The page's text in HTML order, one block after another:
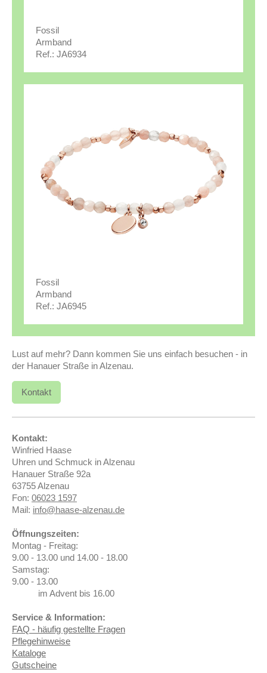
Fossil
Armband
Ref.: JA6934
Fossil
Armband
Ref.: JA6945
Lust auf mehr? Dann kommen Sie uns einfach besuchen - in
der Hanauer Straße in Alzenau.
Kontakt
Kontakt:
Winfried Haase
Uhren und Schmuck in Alzenau
Hanauer Straße 92a
63755 Alzenau
Fon: 06023 1597
Mail: info@haase-alzenau.de
Öffnungszeiten:
Montag - Freitag:
9.00 - 13.00 und 14.00 - 18.00
Samstag:
9.00 - 13.00
im Advent bis 16.00
Service & Information:
FAQ - häufig gestellte Fragen
Pflegehinweise
Kataloge
Gutscheine